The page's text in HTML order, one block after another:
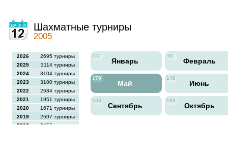
Шахматные турниры
2005
2026
2695 турниры
2025
3114 турниры
2024
3104 турниры
2023
3100 турниры
2022
2684 турниры
2021
1951 турниры
2020
1671 турниры
2019
2697 турниры
2018
2456 турниры
110
Январь
90
Февраль
179
Май
148
Июнь
163
Сентябрь
169
Октябрь